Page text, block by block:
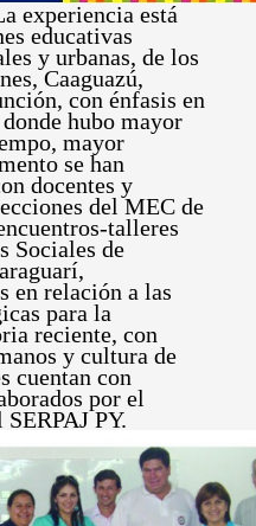
experiencia está
educativas
y urbanas, de los
Caaguazú,
con énfasis en
hubo mayor
mayor
se han
docentes y
del MEC de
talleres
Sociales de
en relación a las
para la
reciente, con
y cultura de
cuentan con
por el
PY.